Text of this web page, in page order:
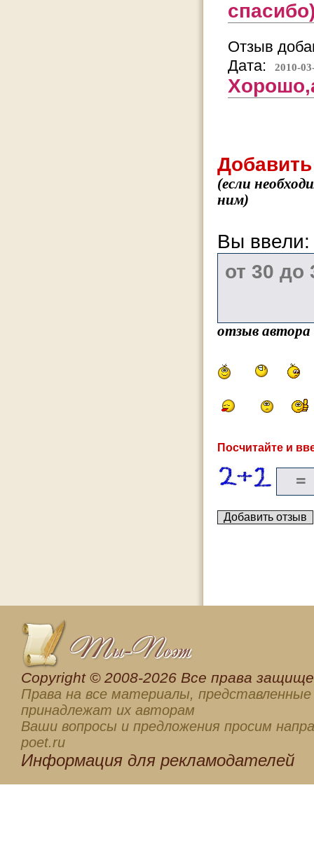
Отзыв
Дата:
2010-
(если
ним)
Вы
отзыв
Посчитайте и
Сopyright © 2008-2026 Все права
Права на все материалы, представленные
принадлежат их авторам
Ваши вопросы и предложения просим
poet.ru
Информация для рекламодателей